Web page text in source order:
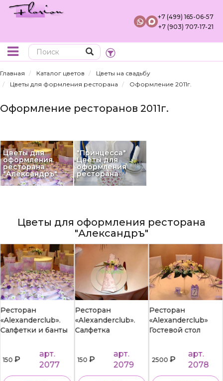
+7 (499) 165-06-57
+7 (903) 707-17-21
Главная Каталог цветов
Цветы на свадьбу
Цветы для формления ресторана
Оформление 2011г.
Оформление ресторанов 2011г.
Цветы для
оформления
ресторана
"Александръ"
"Принцесса"
Цветы для
оформления
ресторана
Цветы для оформления ресторана
"Александръ"
Ресторан
«Alexanderclub».
Салфетки и банты
150₽
арт.
2077
Ресторан
«Alexanderclub».
Салфетка
150₽
арт.
2079
Ресторан
«Alexanderclub»
Гостевой стол
2500₽
арт.
2078